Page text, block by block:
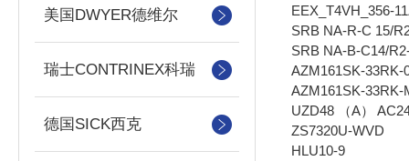
美国DWYER德维尔
瑞士CONTRINEX科瑞
德国SICK西克
EEX_T4VH_356-
SRB NA-R-C 15/
SRB NA-B-C14/
AZM161SK-33RK-
AZM161SK-33RK-
UZD48 （A）
ZS7320U-WVD
HLU10-9